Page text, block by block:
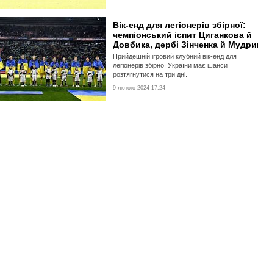
Вік-енд для легіонерів збірної:
чемпіонський іспит Циганкова й
Довбика, дербі Зінченка й
Прийдешній ігровий клубний вік-енд для
легіонерів збірної України має шанси
розтягнутися на три дні.
9 лютого 2024 17:24